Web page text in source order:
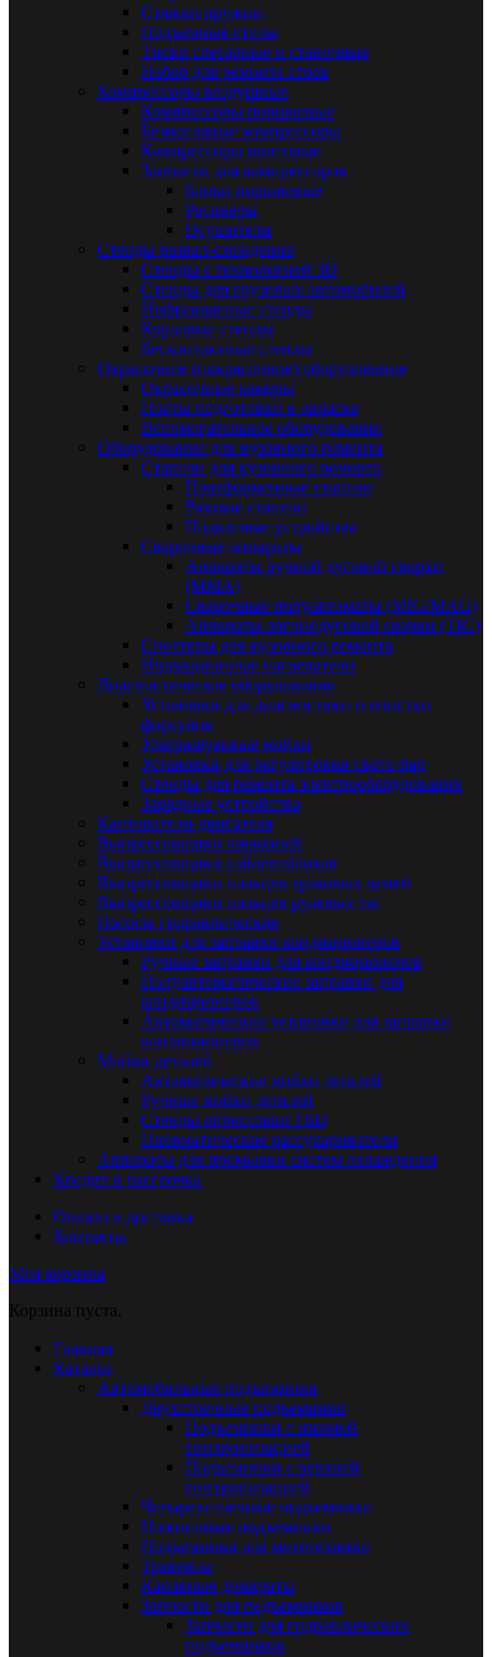
Стяжки пружин
Подъемные столы
Тиски слесарные и станочные
Набор для ремонта стоек
Компрессоры воздушные
Компрессоры поршневые
Безмасляные компрессоры
Компрессоры винтовые
Запчасти для компрессоров
Блоки поршневые
Ресиверы
Осушители
Стенды развал-схождения
Стенды с технологией 3D
Стенды для грузовых автомобилей
Инфракрасные стенды
Кордовые стенды
Бесконтактные стенды
Окрасочное (покрасочное) оборудование
Окрасочные камеры
Посты подготовки к окраске
Вспомогательное оборудование
Оборудование для кузовного ремонта
Стапели для кузовного ремонта
Платформенные стапели
Рамные стапели
Подкатные устройства
Сварочные аппараты
Аппараты ручной дуговой сварки
(MMA)
Сварочные полуавтоматы (MIG/MAG)
Аппараты аргонодуговой сварки (TIG)
Споттеры для кузовного ремонта
Индукционные нагреватели
Диагностическое оборудование
Установки для диагностики и очистки
форсунок
Ультразвуковые мойки
Установки для регулировки света фар
Стенды для ремонта электрооборудования
Зарядные устройства
Кантователи двигателя
Выпрессовщики шкворней
Выпрессовщики сайлентблоков
Выпрессовщики пальцев траковых цепей
Выпрессовщики пальцев рулевых тяг
Насосы гидравлические
Установки для заправки кондиционеров
Ручные заправки для кондиционеров
Полуавтоматические заправки для
кондиционеров
Автоматические установки для заправки
кондиционеров
Мойки деталей
Автоматические мойки деталей
Ручные мойки деталей
Стенды опрессовки ГБЦ
Пневматические рассухариватели
Аппараты для промывки систем охлаждения
Кредит и рассрочка
Оплата и доставка
Контакты
Моя корзина
Корзина пуста.
Главная
Каталог
Автомобильные подъемники
Двухстоечные подъемники
Подъемники с нижней
синхронизацией
Подъемники с верхней
синхронизацией
Четырехстоечные подъемники
Ножничные подъемники
Подъемники для мототехники
Траверсы
Канавные домкраты
Запчасти для подъемников
Запчасти для гидравлических
подъемников